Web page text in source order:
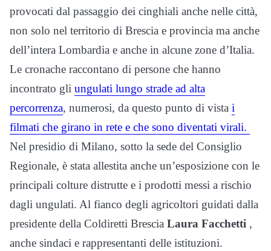
provocati dal passaggio dei cinghiali anche nelle città,
non solo nel territorio di Brescia e provincia ma anche
dell’intera Lombardia e anche in alcune zone d’Italia.
Le cronache raccontano di persone che hanno
incontrato gli ungulati lungo strade ad alta
percorrenza, numerosi, da questo punto di vista i
filmati che girano in rete e che sono diventati virali.
Nel presidio di Milano, sotto la sede del Consiglio
Regionale, è stata allestita anche un’esposizione con le
principali colture distrutte e i prodotti messi a rischio
dagli ungulati. Al fianco degli agricoltori guidati dalla
presidente della Coldiretti Brescia Laura Facchetti ,
anche sindaci e rappresentanti delle istituzioni.